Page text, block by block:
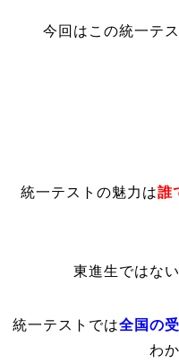
今回はこの統一テ
統一テストの魅力は誰
東進生ではな
統一テストでは全国の
わ